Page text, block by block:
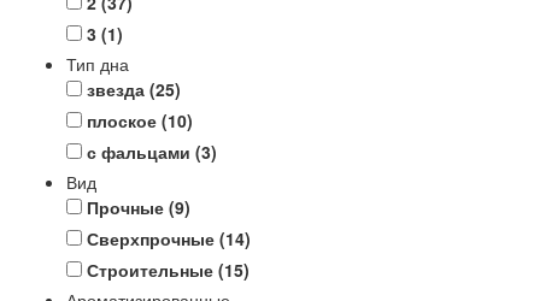
3 (1)
Тип дна
звезда (25)
плоское (10)
с фальцами (3)
Вид
Прочные (9)
Сверхпрочные (14)
Строительные (15)